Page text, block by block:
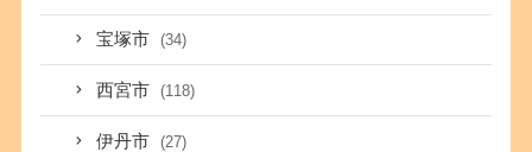
宝塚市 (34)
西宮市 (118)
伊丹市 (27)